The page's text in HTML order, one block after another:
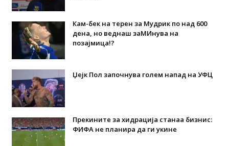
Кам-бек на терен за Мудрик по над 600
дена, но веднаш заМИнува на
позајмица!?
Џејк Пол започнува голем напад на УФЦ
Прекините за хидрација станаа бизнис:
ФИФА не планира да ги укине